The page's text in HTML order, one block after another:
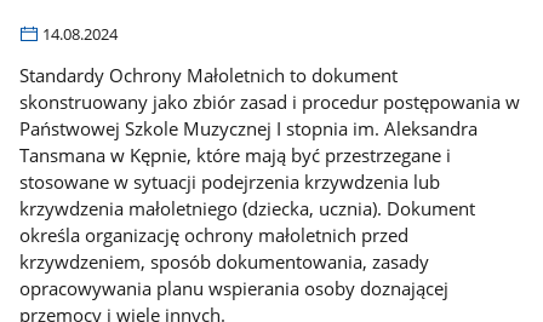
14.08.2024
Standardy Ochrony Małoletnich to dokument
skonstruowany jako zbiór zasad i procedur postępowania w
Państwowej Szkole Muzycznej I stopnia im. Aleksandra
Tansmana w Kępnie, które mają być przestrzegane i
stosowane w sytuacji podejrzenia krzywdzenia lub
krzywdzenia małoletniego (dziecka, ucznia). Dokument
określa organizację ochrony małoletnich przed
krzywdzeniem, sposób dokumentowania, zasady
opracowywania planu wspierania osoby doznającej
przemocy i wiele innych.